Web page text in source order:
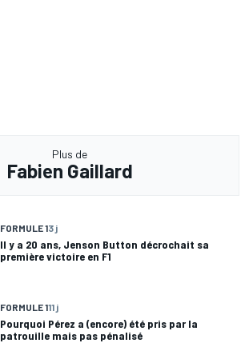
Plus de
Fabien Gaillard
FORMULE 13 j
Il y a 20 ans, Jenson Button décrochait sa
première victoire en F1
FORMULE 111 j
Pourquoi Pérez a (encore) été pris par la
patrouille mais pas pénalisé